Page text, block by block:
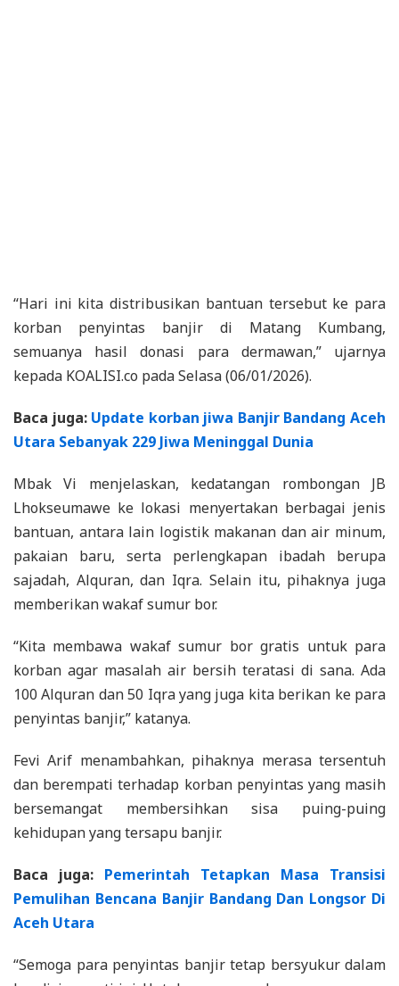
“Hari ini kita distribusikan bantuan tersebut ke para
korban penyintas banjir di Matang Kumbang,
semuanya hasil donasi para dermawan,” ujarnya
kepada KOALISI.co pada Selasa (06/01/2026).
Baca juga: Update korban jiwa Banjir Bandang Aceh
Utara Sebanyak 229 Jiwa Meninggal Dunia
Mbak Vi menjelaskan, kedatangan rombongan JB
Lhokseumawe ke lokasi menyertakan berbagai jenis
bantuan, antara lain logistik makanan dan air minum,
pakaian baru, serta perlengkapan ibadah berupa
sajadah, Alquran, dan Iqra. Selain itu, pihaknya juga
memberikan wakaf sumur bor.
“Kita membawa wakaf sumur bor gratis untuk para
korban agar masalah air bersih teratasi di sana. Ada
100 Alquran dan 50 Iqra yang juga kita berikan ke para
penyintas banjir,” katanya.
Fevi Arif menambahkan, pihaknya merasa tersentuh
dan berempati terhadap korban penyintas yang masih
bersemangat membersihkan sisa puing-puing
kehidupan yang tersapu banjir.
Baca juga: Pemerintah Tetapkan Masa Transisi
Pemulihan Bencana Banjir Bandang Dan Longsor Di
Aceh Utara
“Semoga para penyintas banjir tetap bersyukur dalam